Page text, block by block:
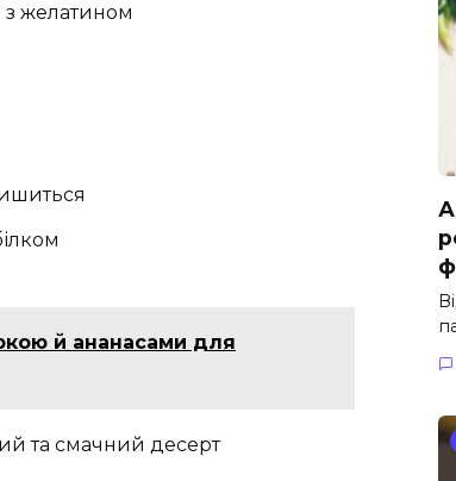
з желатином
й ананасами для
та смачний десерт